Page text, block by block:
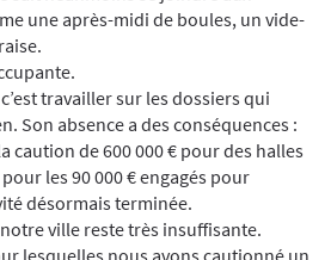
une après-midi de boules, un vide-
travailler sur les dossiers qui
Son absence a des conséquences :
caution de 600 000 € pour des halles
les 90 000 € engagés pour
désormais terminée.
ville reste très insuffisante.